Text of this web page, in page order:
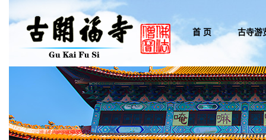
首 页 古寺游